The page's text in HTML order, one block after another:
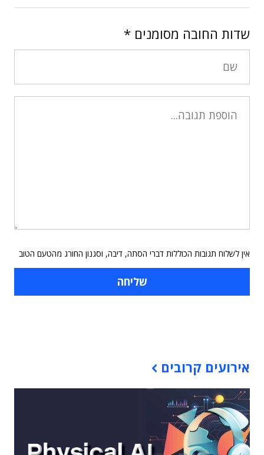
שדות החובה מסומנים *
אין לשלוח תגובות הכוללות דברי הסתה, דיבה, וסגנון החורג מהטעם הטוב
אירועים קרובים